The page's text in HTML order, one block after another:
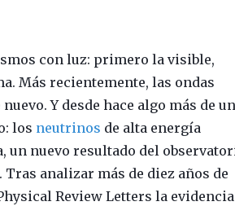
con luz: primero la visible,
Más recientemente, las ondas
Y desde hace algo más de
los neutrinos de alta energía
un nuevo resultado del
analizar más de diez años de
Review Letters la evidencia